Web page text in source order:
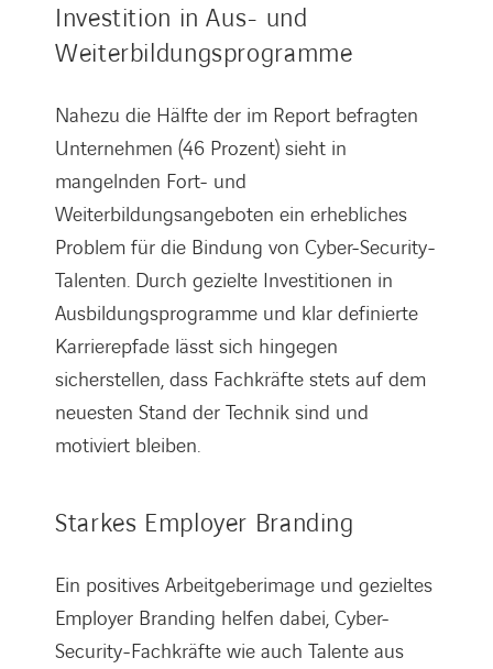
Investition in Aus- und
Weiterbildungsprogramme
Nahezu die Hälfte der im Report befragten
Unternehmen (46 Prozent) sieht in
mangelnden Fort- und
Weiterbildungsangeboten ein erhebliches
Problem für die Bindung von Cyber-Security-
Talenten. Durch gezielte Investitionen in
Ausbildungsprogramme und klar definierte
Karrierepfade lässt sich hingegen
sicherstellen, dass Fachkräfte stets auf dem
neuesten Stand der Technik sind und
motiviert bleiben.
Starkes Employer Branding
Ein positives Arbeitgeberimage und gezieltes
Employer Branding helfen dabei, Cyber-
Security-Fachkräfte wie auch Talente aus